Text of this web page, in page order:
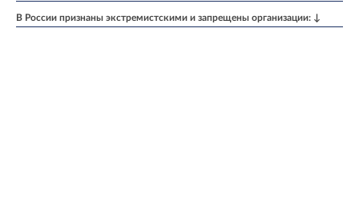
В России признаны экстремистскими и запрещены организации: ↓